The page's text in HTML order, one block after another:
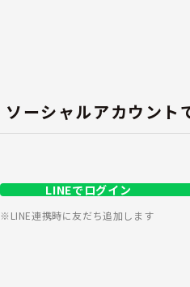
ソーシャルアカウント
LINEでログイン
※LINE連携時に友だち追加します